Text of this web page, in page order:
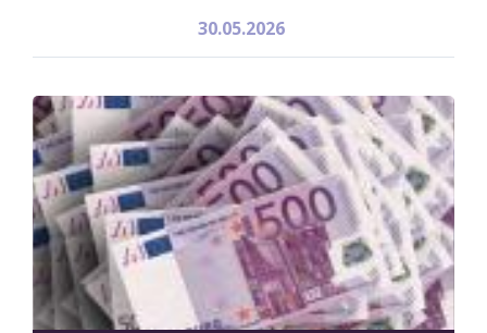
30.05.2026